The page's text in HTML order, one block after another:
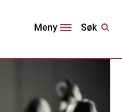
Meny Søk